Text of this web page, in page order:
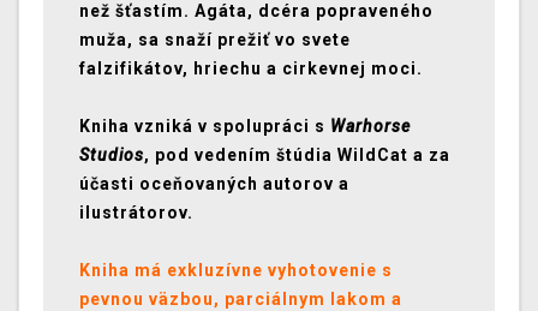
než šťastím. Agáta, dcéra popraveného
muža, sa snaží prežiť vo svete
falzifikátov, hriechu a cirkevnej moci.
Kniha vzniká v spolupráci s Warhorse
Studios, pod vedením štúdia WildCat a za
účasti oceňovaných autorov a
ilustrátorov.
Kniha má exkluzívne vyhotovenie s
pevnou väzbou, parciálnym lakom a